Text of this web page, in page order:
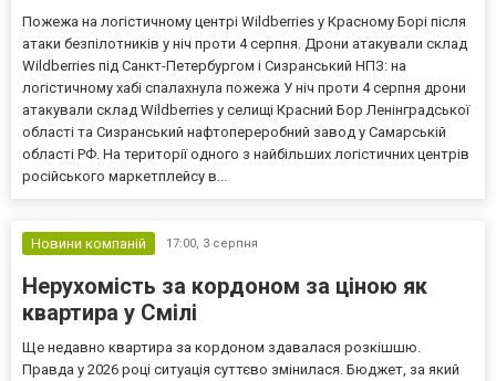
Пожежа на логістичному центрі Wildberries у Красному Борі після
атаки безпілотників у ніч проти 4 серпня. Дрони атакували склад
Wildberries під Санкт-Петербургом і Сизранський НПЗ: на
логістичному хабі спалахнула пожежа У ніч проти 4 серпня дрони
атакували склад Wildberries у селищі Красний Бор Ленінградської
області та Сизранський нафтопереробний завод у Самарській
області РФ. На території одного з найбільших логістичних центрів
російського маркетплейсу в...
Новини компаній 17:00, 3 серпня
Нерухомість за кордоном за ціною як
квартира у Смілі
Ще недавно квартира за кордоном здавалася розкішшю.
Правда у 2026 році ситуація суттєво змінилася. Бюджет, за який